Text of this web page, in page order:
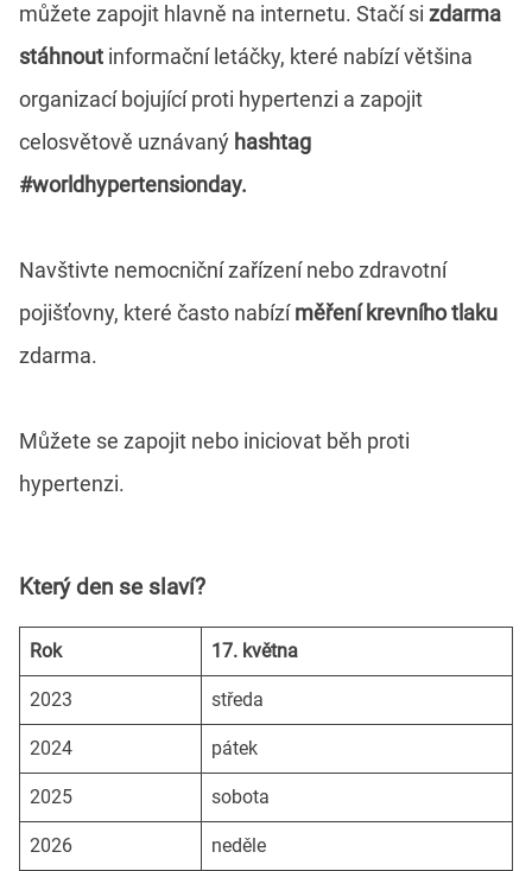
můžete zapojit hlavně na internetu. Stačí si zdarma
stáhnout informační letáčky, které nabízí většina
organizací bojující proti hypertenzi a zapojit
celosvětově uznávaný hashtag
#worldhypertensionday.
Navštivte nemocniční zařízení nebo zdravotní
pojišťovny, které často nabízíměření krevního tlaku
zdarma.
Můžete se zapojit nebo iniciovat běh proti
hypertenzi.
Který den se slaví?
Rok 17. května
2023 středa
2024 pátek
2025 sobota
2026 neděle